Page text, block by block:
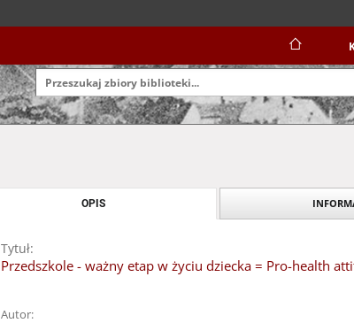
OPIS
Tytuł:
Przedszkole - ważny etap w życiu dziecka = Pro-health
Autor: